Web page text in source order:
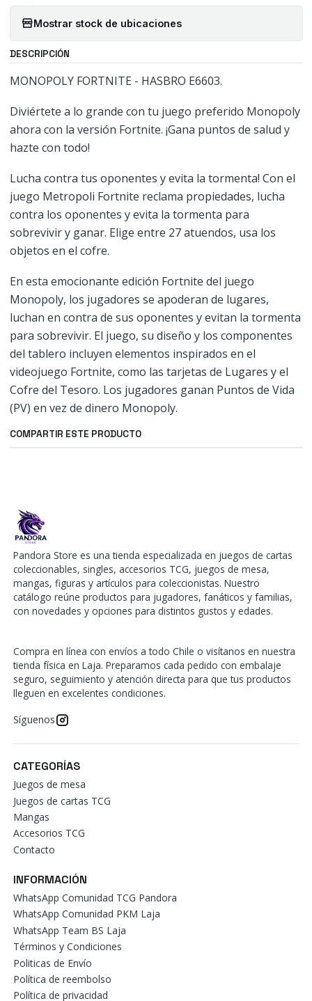
Mostrar stock de ubicaciones
DESCRIPCIÓN
MONOPOLY FORTNITE - HASBRO E6603.
Diviértete a lo grande con tu juego preferido Monopoly
ahora con la versión Fortnite. ¡Gana puntos de salud y
hazte con todo!
Lucha contra tus oponentes y evita la tormenta! Con el
juego Metropoli Fortnite reclama propiedades, lucha
contra los oponentes y evita la tormenta para
sobrevivir y ganar. Elige entre 27 atuendos, usa los
objetos en el cofre.
En esta emocionante edición Fortnite del juego
Monopoly, los jugadores se apoderan de lugares,
luchan en contra de sus oponentes y evitan la tormenta
para sobrevivir. El juego, su diseño y los componentes
del tablero incluyen elementos inspirados en el
videojuego Fortnite, como las tarjetas de Lugares y el
Cofre del Tesoro. Los jugadores ganan Puntos de Vida
(PV) en vez de dinero Monopoly.
COMPARTIR ESTE PRODUCTO
Pandora Store es una tienda especializada en juegos de cartas
coleccionables, singles, accesorios TCG, juegos de mesa,
mangas, figuras y artículos para coleccionistas. Nuestro
catálogo reúne productos para jugadores, fanáticos y familias,
con novedades y opciones para distintos gustos y edades.
Compra en línea con envíos a todo Chile o visítanos en nuestra
tienda física en Laja. Preparamos cada pedido con embalaje
seguro, seguimiento y atención directa para que tus productos
lleguen en excelentes condiciones.
Síguenos
CATEGORÍAS
Juegos de mesa
Juegos de cartas TCG
Mangas
Accesorios TCG
Contacto
INFORMACIÓN
WhatsApp Comunidad TCG Pandora
WhatsApp Comunidad PKM Laja
WhatsApp Team BS Laja
Términos y Condiciones
Politicas de Envío
Política de reembolso
Política de privacidad